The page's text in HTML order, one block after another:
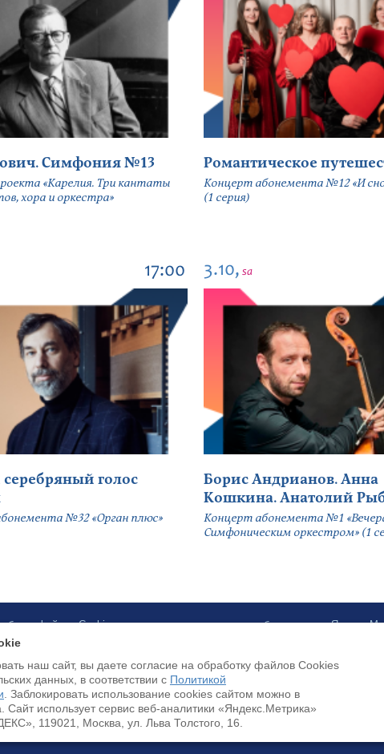
Симфония №13
«Карелия. Три кантаты
хора и оркестра»
Романтическое
Концерт абонемента №12 «И
(1 серия)
17:00
голос
№32 «Орган плюс»
3.10, sa
Борис Андрианов. Анна
Кошкина. Анатолий
Концерт абонемента №1
Симфоническим оркестром» (1
файлов Cookies и использование сервисов веб-аналитики
.
Payment by credit cards available
наш сайт, вы даете согласие на обработку файлов Cookies
данных, в соответствии с Политикой
. Заблокировать использование cookies сайтом можно в
Cайт использует сервис веб-аналитики «Яндекс.Метрика»
119021, Москва, ул. Льва Толстого, 16.